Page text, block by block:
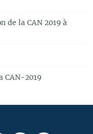
la CAN 2019 à
CAN-2019